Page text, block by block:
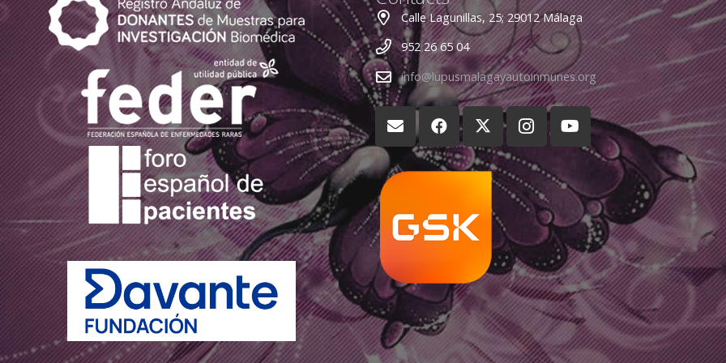
Calle Lagunillas, 25; 29012 Málaga
952 26 65 04
info@lupusmalagayautoinmunes.org